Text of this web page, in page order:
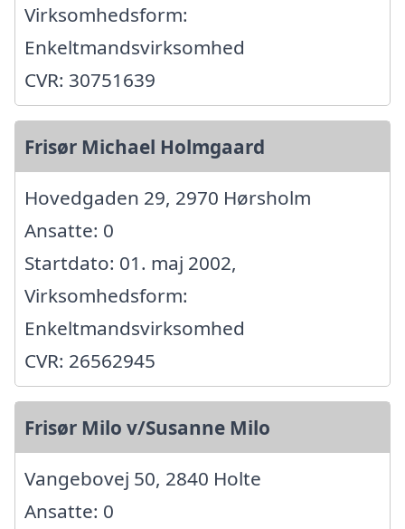
Virksomhedsform:
Enkeltmandsvirksomhed
CVR: 30751639
Frisør Michael Holmgaard
Hovedgaden 29, 2970 Hørsholm
Ansatte: 0
Startdato: 01. maj 2002,
Virksomhedsform:
Enkeltmandsvirksomhed
CVR: 26562945
Frisør Milo v/Susanne Milo
Vangebovej 50, 2840 Holte
Ansatte: 0